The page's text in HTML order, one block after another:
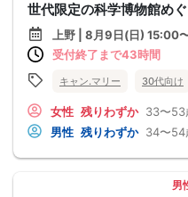
世代限定の科学博物館め
上野 | 8月9日(日) 15:00
受付終了まで43時間
キャン.マリー 30代向け
女性 残りわずか 33〜53
男性 残りわずか 34〜54
男